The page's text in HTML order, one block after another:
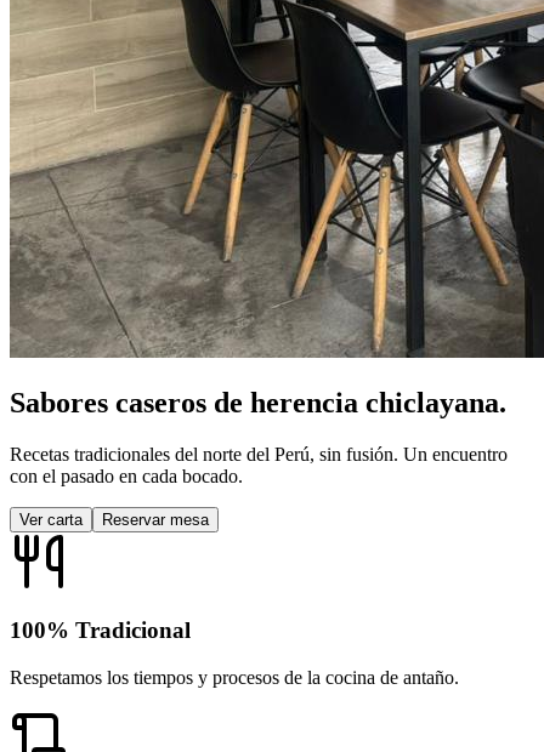
Sabores caseros de herencia chiclayana.
Recetas tradicionales del norte del Perú, sin fusión. Un encuentro
con el pasado en cada bocado.
Ver carta Reservar mesa
100% Tradicional
Respetamos los tiempos y procesos de la cocina de antaño.